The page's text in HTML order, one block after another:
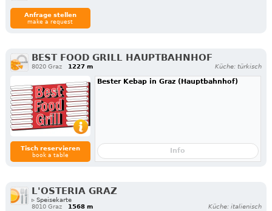
Anfrage stellen
make a request
BEST FOOD GRILL HAUPTBAHNHOF
8020 Graz 1227 m Küche: türkisch
Tisch reservieren
book a table
Bester Kebap in Graz (Hauptbahnhof)
Info
L'OSTERIA GRAZ
▹ Speisekarte
8010 Graz
1568 m Küche: italienisch